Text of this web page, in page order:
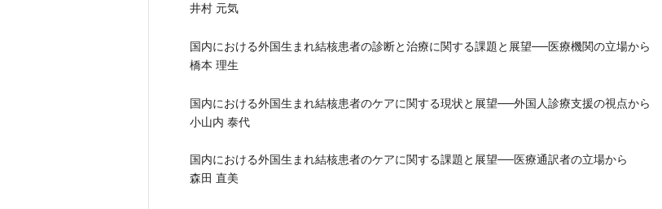
井村 元気
国内における外国生まれ結核患者の診断と治療に関する課題と展望──医療機関の立場から
橋本 理生
国内における外国生まれ結核患者のケアに関する現状と展望──外国人診療支援の視点から
小山内 泰代
国内における外国生まれ結核患者のケアに関する課題と展望──医療通訳者の立場から
森田 直美